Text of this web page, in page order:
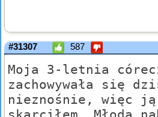
#31307 587
Moja 3-letnia
zachowywała się
nieznośnie, więc